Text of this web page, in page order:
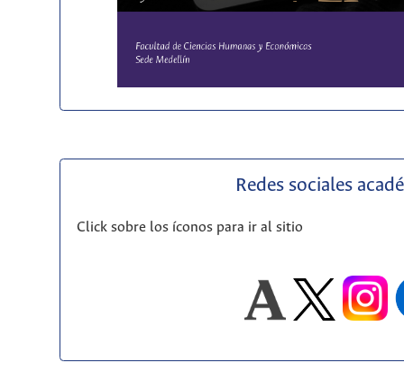
Redes sociales
Click sobre los íconos para ir al sitio